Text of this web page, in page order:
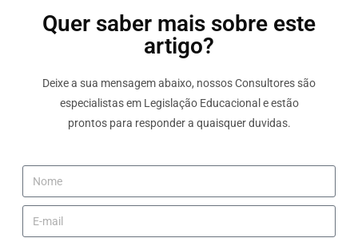
Quer saber mais sobre este
artigo?
Deixe a sua mensagem abaixo, nossos Consultores são
especialistas em Legislação Educacional e estão
prontos para responder a quaisquer duvidas.